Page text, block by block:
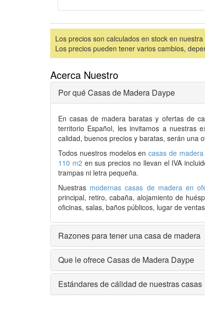
Los precios son calculados en stock en nuestra
Los precios pueden tener varios cambios,
Acerca Nuestro
Por qué Casas de Madera Daype
Encasas de madera baratas y ofertas de
territorio Español, les invitamos a nuestras
calidad, buenos precios y baratas, serán una
Todos nuestros modelos encasas de
110 m2 en sus precios no llevan el IVA
trampas ni letra pequeña.
Nuestras modernas casas de madera en
principal, retiro, cabaña, alojamiento de
oficinas, salas, baños públicos, lugar de
Razones para tener una casa de madera
Que le ofrece Casas de Madera Daype
Estándares de cálidad de nuestras casas